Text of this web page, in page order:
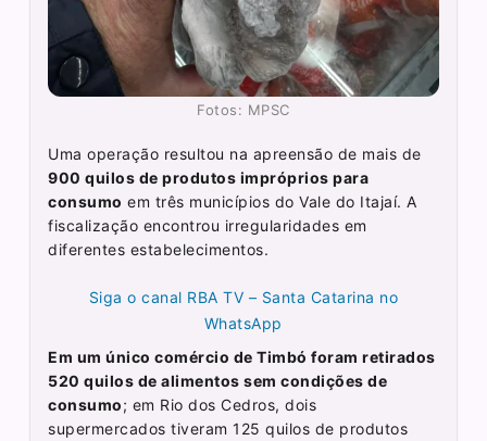
Fotos: MPSC
Uma operação resultou na apreensão de mais de
900 quilos de produtos impróprios para
consumo em três municípios do Vale do Itajaí. A
fiscalização encontrou irregularidades em
diferentes estabelecimentos.
Siga o canal RBA TV – Santa Catarina no
WhatsApp
Em um único comércio de Timbó foram retirados
520 quilos de alimentos sem condições de
consumo; em Rio dos Cedros, dois
supermercados tiveram 125 quilos de produtos